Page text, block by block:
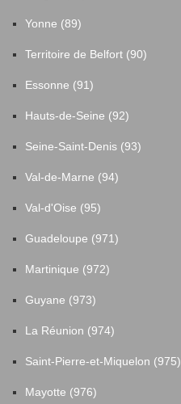
Yonne (89)
Territoire de Belfort (90)
Essonne (91)
Hauts-de-Seine (92)
Seine-Saint-Denis (93)
Val-de-Marne (94)
Val-d'Oise (95)
Guadeloupe (971)
Martinique (972)
Guyane (973)
La Réunion (974)
Saint-Pierre-et-Miquelon (975)
Mayotte (976)